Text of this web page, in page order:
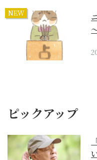
NEW
ピックアップ